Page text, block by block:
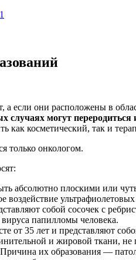
а если они расположены в
случаях могут
как косметический, так и
только онкологом.
абсолютно плоскими или
воздействие
собой сосочек с
папилломы человека.
от 35 лет и представляют
и жировой ткани,
их образования —